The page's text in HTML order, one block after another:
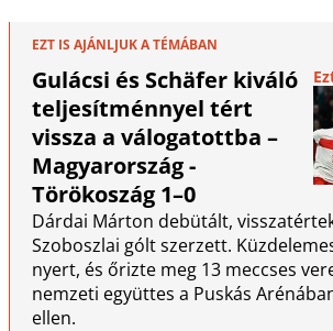
EZT IS AJÁNLJUK A TÉMÁBAN
Gulácsi és Schäfer kiváló
teljesítménnyel tért
vissza a válogatottba –
Magyarország -
Törökoszág 1–0
Dárdai Márton debütált,
Szoboszlai gólt szerzett.
nyert, és őrizte meg 13 meccses
nemzeti együttes a Puskás
ellen.